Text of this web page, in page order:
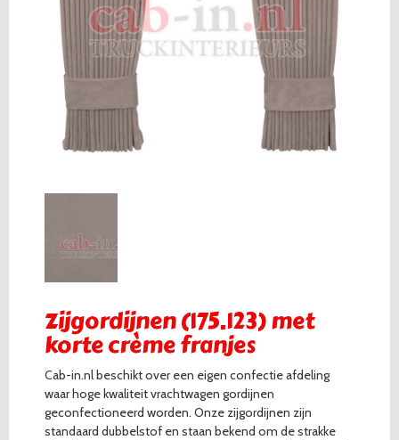
Zijgordijnen (175.123) met
korte crème franjes
Cab-in.nl beschikt over een eigen confectie afdeling
waar hoge kwaliteit vrachtwagen gordijnen
geconfectioneerd worden. Onze zijgordijnen zijn
standaard dubbelstof en staan bekend om de strakke